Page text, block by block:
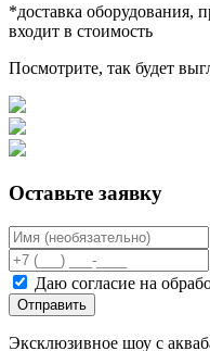
*доставка оборудования,
входит в стоимость
Посмотрите, так будет
Оставьте заявку
Даю согласие на
Отправить
Эксклюзивное шоу с